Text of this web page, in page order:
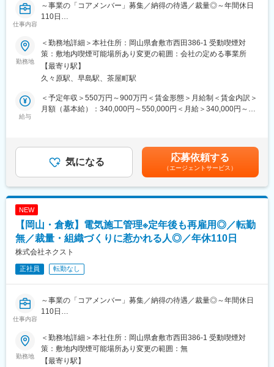
ション制度
◎配属先メーカーの現場新入社員OJT・技術指導を担うほどの技
変更の範囲：会社の定める業務
的には部門全体を取りまとめ、経営に直結する経理機能の確立を
担います。
■業務の魅力：
・経営層と近い距離で、自らの分析や提言が経営判断に反映され
る環境
・決算・税務・財務を横断した業務を担い、経理としての専門性
を高められる
・部門の中核として組織運営や後進育成にも関われるため、管理
職としての影響力を発揮可能
経験を積んでいただきます。その後は次期経理部長として、経
理・財務戦略の中核を担い、企業成長に直接関与するポジション
へとステップアップできます。
■企業魅力：
国に販路を持つほか、海外にも展開しています。外部環境の変化
にも対応しやすい事業構造により、安定した基盤のもと成長を続
けています。
変更の範囲：会社の定める業務
仕事内容
～事業の「コアメンバー」募集／納得の待遇／裁量◎～年間休日
110日
■業務概要：
当社は通信基地局工事で実績を積みながら、通信・電気・飲食の3
事業を展開し安定した基盤を築いてきました。
今回、新たに「公共・一般電気工事」部門を立ち上げるため、組
織の“核”となる施工管理経験者を募集します。
「現場の管理だけでなく、自分の手で組織を育てたい」
「自由度の高い環境で力を試したい」
そんな方が活躍できるポジションです。
公共工事の施工管理から業務に慣れていただき、徐々に組織運営
にも携わっていただきます。
・公共工事の施工計画立案
※朝が早い仕事になりますが、早出分もきちんと残業代を支給され
るため、頑張った分が給与に返ってくる環境です。
※※県内の案件のみで、出張はございません。
■配属先情報：
みやすい組織です。
・工程管理の徹底により残業を抑制しています。現場の進捗や職
人さんの動きが見える化されているため、日々の作業を計画通り
に進めやすく、働く側の負担が少ないのが特徴です。
勤務地
＜勤務地詳細＞本社住所：岡山県倉敷市西田386-1 受動喫煙対
策：敷地内喫煙可能場所あり変更の範囲：会社の定める事業所
【最寄り駅】
久々原駅、早島駅、茶屋町駅
給与
＜予定年収＞550万円～900万円＜賃金形態＞月給制＜賃金内訳＞
月額（基本給）：340,000円～550,000円＜月給＞340,000円～
は固定手当を含めた表記です。
気になる 応募依頼する
（エージェントサービス）
NEW
【岡山・倉敷】電気施工管理※定年後も再雇用◎／転勤
無／裁量・組織づくりに惹かれる人◎／年休110日
株式会社ネクスト
正社員 転勤なし
仕事内容
～事業の「コアメンバー」募集／納得の待遇／裁量◎～年間休日
110日
■業務概要：
当社は通信基地局工事で実績を積みながら、通信・電気・飲食の3
事業を展開し安定した基盤を築いてきました。
勤務地
＜勤務地詳細＞本社住所：岡山県倉敷市西田386-1 受動喫煙対
策：敷地内喫煙可能場所あり変更の範囲：無
【最寄り駅】